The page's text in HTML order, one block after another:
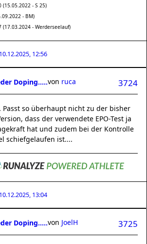
(15.05.2022 - S 25)
- BM)
(17.03.2024 - Werderseelauf)
10.12.2025, 12:56
Doping..... 3724
von ruca
Passt so überhaupt nicht zu der bisher
dass der verwendete EPO-Test ja
hat und zudem bei der Kontrolle
schiefgelaufen ist....
10.12.2025, 13:04
Doping..... 3725
von JoelH